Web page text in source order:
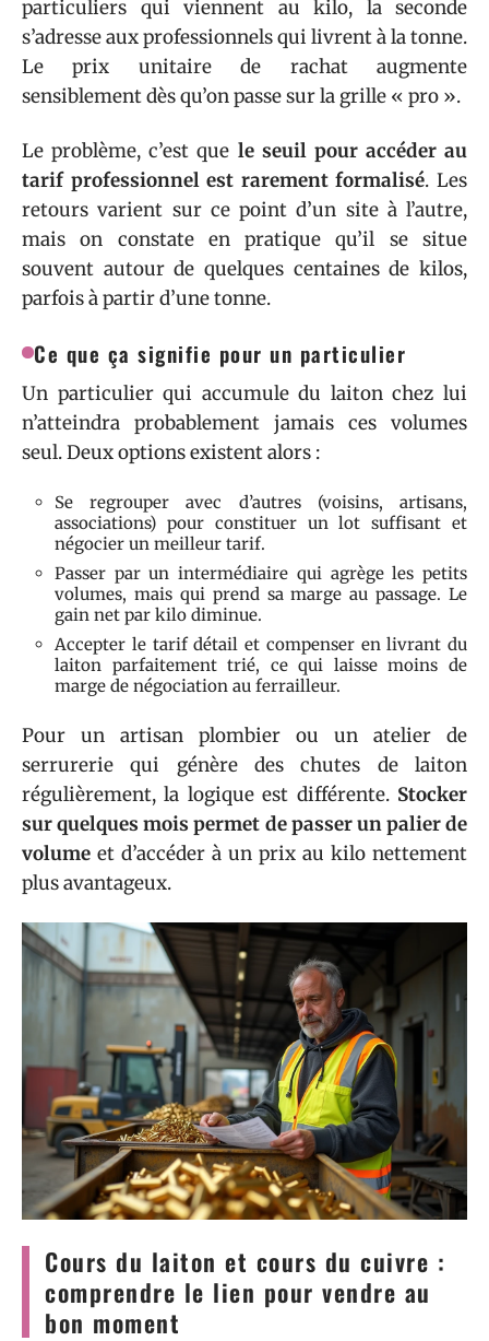
particuliers qui viennent au kilo, la seconde
s’adresse aux professionnels qui livrent à la tonne.
Le prix unitaire de rachat augmente
sensiblement dès qu’on passe sur la grille « pro ».
Le problème, c’est que le seuil pour accéder au
tarif professionnel est rarement formalisé. Les
retours varient sur ce point d’un site à l’autre,
mais on constate en pratique qu’il se situe
souvent autour de quelques centaines de kilos,
parfois à partir d’une tonne.
Ce que ça signifie pour un particulier
Un particulier qui accumule du laiton chez lui
n’atteindra probablement jamais ces volumes
seul. Deux options existent alors :
Se regrouper avec d’autres (voisins, artisans,
associations) pour constituer un lot suffisant et
négocier un meilleur tarif.
Passer par un intermédiaire qui agrège les petits
volumes, mais qui prend sa marge au passage. Le
gain net par kilo diminue.
Accepter le tarif détail et compenser en livrant du
laiton parfaitement trié, ce qui laisse moins de
marge de négociation au ferrailleur.
Pour un artisan plombier ou un atelier de
serrurerie qui génère des chutes de laiton
régulièrement, la logique est différente. Stocker
sur quelques mois permet de passer un palier de
volume et d’accéder à un prix au kilo nettement
plus avantageux.
Cours du laiton et cours du cuivre :
comprendre le lien pour vendre au
bon moment